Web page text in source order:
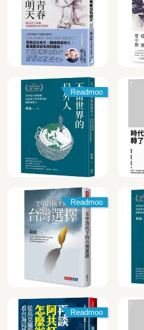
Readmoo
Readmoo
Readmoo